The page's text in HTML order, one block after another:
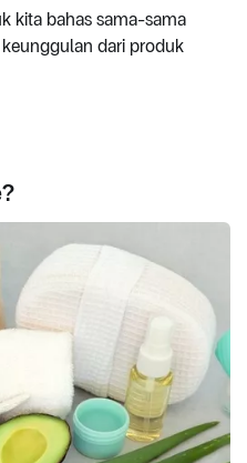
kita bahas sama-sama
dari produk